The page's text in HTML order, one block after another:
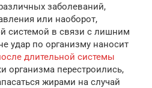
заболеваний,
или наоборот,
системой в связи с лишним
удар по организму наносит
длительной системы
организма перестроились,
жирами на случай